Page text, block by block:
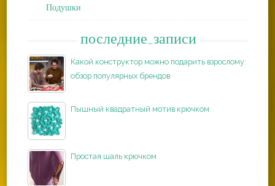
Подушки
последние_записи
Какой конструктор можно подарить взрослому:
обзор популярных брендов
Пышный квадратный мотив крючком
Простая шаль крючком